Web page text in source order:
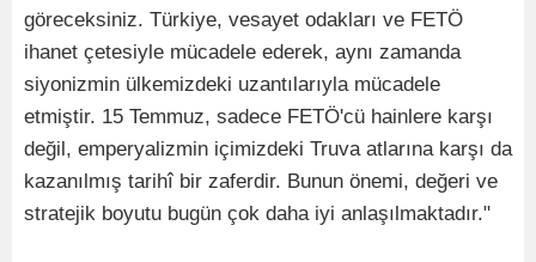
göreceksiniz. Türkiye, vesayet odakları ve FETÖ
ihanet çetesiyle mücadele ederek, aynı zamanda
siyonizmin ülkemizdeki uzantılarıyla mücadele
etmiştir. 15 Temmuz, sadece FETÖ'cü hainlere karşı
değil, emperyalizmin içimizdeki Truva atlarına karşı da
kazanılmış tarihî bir zaferdir. Bunun önemi, değeri ve
stratejik boyutu bugün çok daha iyi anlaşılmaktadır."